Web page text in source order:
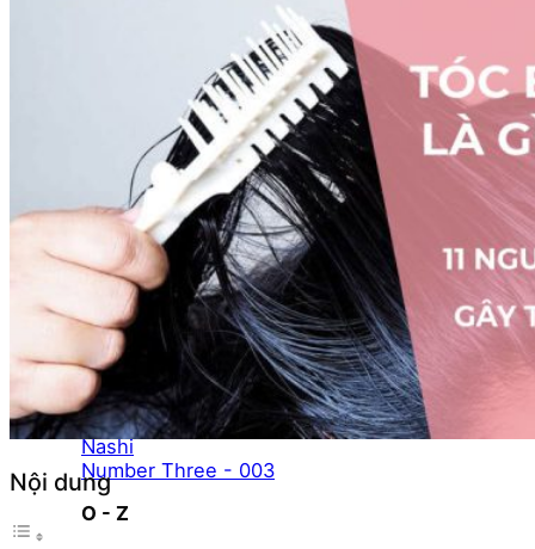
Goldwell
Karseell
Kevin.Murphy
Kerastase
L’Oréal Professionnel
M - N
Macadamia
Moroccanoil
Mydentity
Nashi
Number Three - 003
O - Z
Nội dung